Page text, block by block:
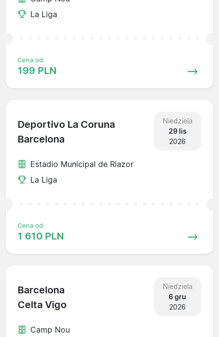
La Liga
Cena od
199 PLN
Deportivo La Coruna
Barcelona
Niedziela
29 lis
2026
Estadio Municipal de Riazor
La Liga
Cena od
1 610 PLN
Barcelona
Celta Vigo
Niedziela
6 gru
2026
Camp Nou